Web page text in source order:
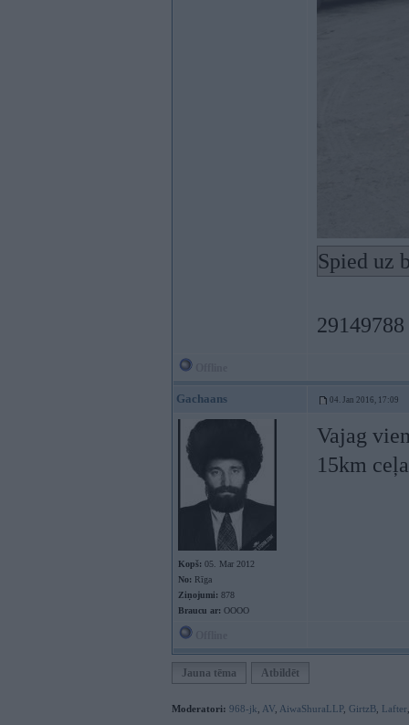
Spied uz
29149788
Gachaans 04. Jan 2016, 17:09
Kopš: 05. Mar 2012
No: Rīga
Ziņojumi: 878
Braucu ar: OOOO
Vajag
15km
Jauna tēma Atbildēt
Moderatori: 968-jk AV AiwaShuraLLP, GirtzB Lafter